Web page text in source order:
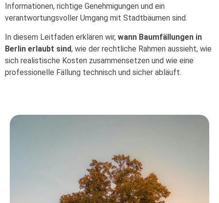
Informationen, richtige Genehmigungen und ein
verantwortungsvoller Umgang mit Stadtbäumen sind.
In diesem Leitfaden erklären wir, wann Baumfällungen in
Berlin erlaubt sind, wie der rechtliche Rahmen aussieht, wie
sich realistische Kosten zusammensetzen und wie eine
professionelle Fällung technisch und sicher abläuft.